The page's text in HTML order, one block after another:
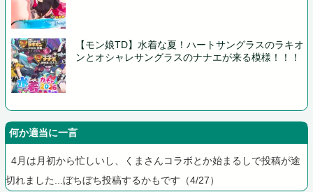
【モン娘TD】水着な夏！ハートサングラスのラキオ
ンとオシャレサングラスのナナエが来る模様！！！
何か適当に一言
4月は月初から忙しいし、くまさんコラボとか始まるしで投稿が途
切れました...ぼちぼち投稿するかもです（4/27）